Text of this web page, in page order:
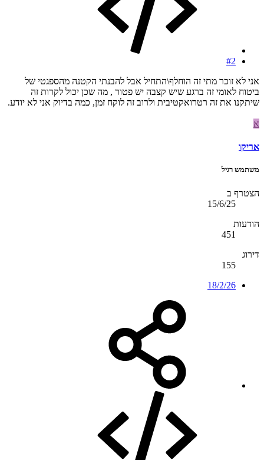
#2
אני לא זוכר מתי זה הוחלף\התחיל אבל להבנתי הקטנה מהספגטי של
ביטוח לאומי זה ברגע שיש קצבה יש פטור , מה שכן יכול לקרות זה
שיתקנו את זה רטרואקטיבית ולרוב זה לוקח זמן, כמה בדיוק אני לא יודע.
א
אריקו
משתמש רגיל
הצטרף ב
15/6/25
הודעות
451
דירוג
155
18/2/26